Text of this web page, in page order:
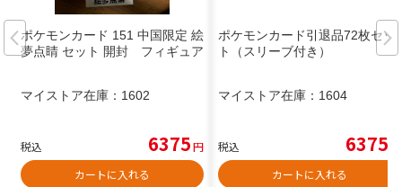
ポケモンカード 151 中国限定 絵
夢点睛 セット 開封 フィギュア
マイストア在庫： 1602
税込 6375円
カートに入れる
ポケモンカード引退品72枚セッ
ト（スリーブ付き）
マイストア在庫： 1604
税込 6375
カートに入れる